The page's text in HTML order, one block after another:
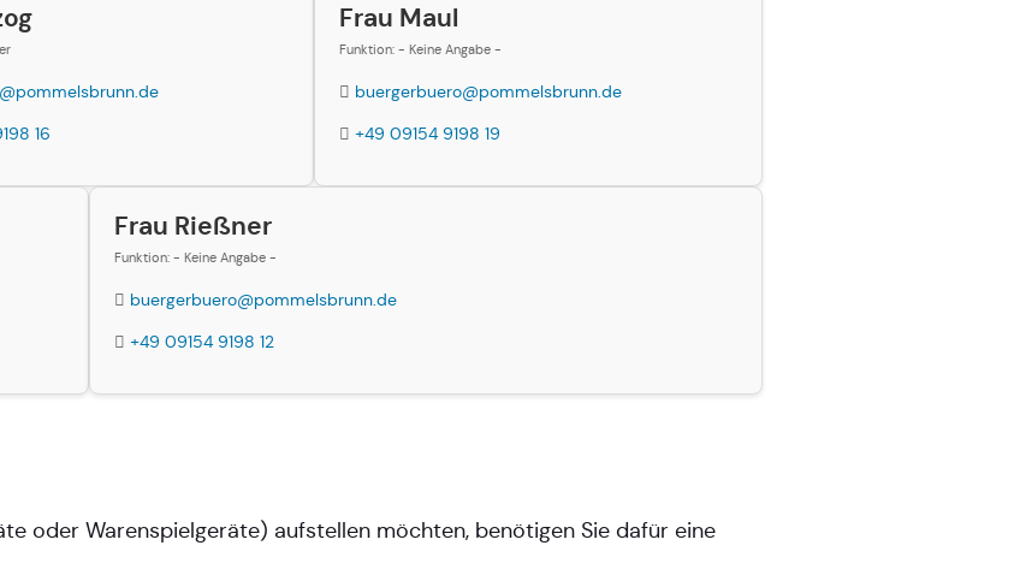
16
Frau Maul
Funktion: - Keine Angabe -
buergerbuero@pommelsbrunn.de
+49 09154 9198 19
Frau Rießner
Funktion: - Keine Angabe -
buergerbuero@pommelsbrunn.de
+49 09154 9198 12
oder Warenspielgeräte) aufstellen möchten, benötigen Sie dafür eine